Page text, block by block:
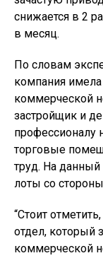
снижается в 2
в месяц.
По словам
компания
коммерческой
застройщик и
профессионалу
торговые
труд. На данный
лоты со
“Стоит
отдел, который
коммерческой